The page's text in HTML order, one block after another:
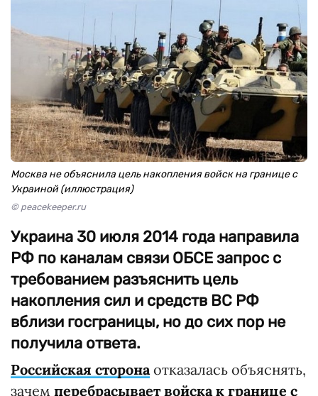
Москва не объяснила цель накопления войск на границе с
Украиной (иллюстрация)
© peacekeeper.ru
Украина 30 июля 2014 года направила
РФ по каналам связи ОБСЕ запрос с
требованием разъяснить цель
накопления сил и средств ВС РФ
вблизи госграницы, но до сих пор не
получила ответа.
Российская сторонаотказалась объяснять,
зачем перебрасывает войска к границе с